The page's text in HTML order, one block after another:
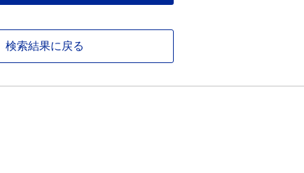
検索結果に戻る